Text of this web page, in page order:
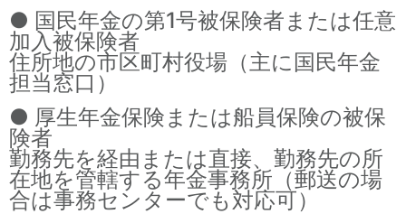
● 国民年金の第1号被保険者または任意
加入被保険者
住所地の市区町村役場（主に国民年金
担当窓口）
● 厚生年金保険または船員保険の被保
険者
勤務先を経由または直接、勤務先の所
在地を管轄する年金事務所（郵送の場
合は事務センターでも対応可）